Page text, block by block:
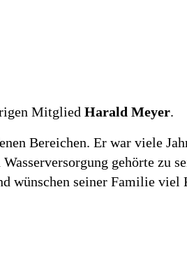
Mitglied Harald Meyer.
Bereichen. Er war viele
gehörte zu
wünschen seiner Familie